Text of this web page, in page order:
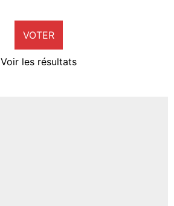
VOTER
Voir les résultats